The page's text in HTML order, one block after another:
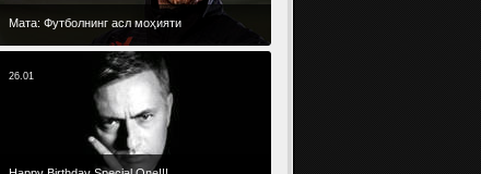
Мата: Футболнинг асл моҳияти
26.01